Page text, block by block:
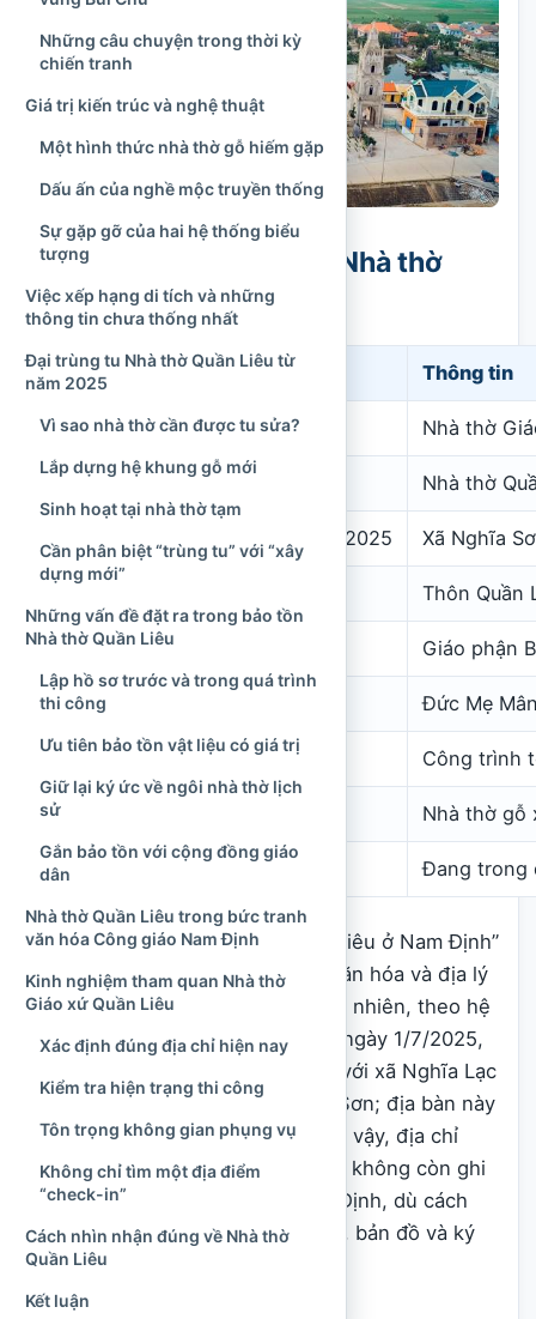
Thông tin khái quát về Nhà thờ
Giáo xứ Quần Liêu
Nội dung Thông tin
Tên gọi Nhà thờ
Tên thường gọi Nhà thờ
Địa điểm quen dùng trước năm 2025 Xã Nghĩa
Thôn Quần
Giáo phận Giáo phận
Bổn mạng giáo xứ Đức Mẹ
Loại hình Công trình
Công trình lịch sử Nhà thờ gỗ
Hiện trạng năm 2026 Đang trong
Tên gọi “Nhà thờ Giáo xứ Quần Liêu ở Nam Định”
vẫn phù hợp khi nói về lịch sử, văn hóa và địa lý
truyền thống của công trình. Tuy nhiên, theo hệ
thống hành chính có hiệu lực từ ngày 1/7/2025,
xã Nghĩa Sơn cũ được hợp nhất với xã Nghĩa Lạc
nhưng tiếp tục mang tên Nghĩa Sơn; địa bàn này
hiện thuộc tỉnh Ninh Bình mới. Vì vậy, địa chỉ
hành chính cập nhật của nhà thờ không còn ghi
huyện Nghĩa Hưng và tỉnh Nam Định, dù cách
gọi cũ vẫn phổ biến trong tư liệu, bản đồ và ký
ức địa phương.
Những câu chuyện trong thời kỳ
chiến tranh
Giá trị kiến trúc và nghệ thuật
Một hình thức nhà thờ gỗ hiếm gặp
Dấu ấn của nghề mộc truyền thống
Sự gặp gỡ của hai hệ thống biểu
tượng
Việc xếp hạng di tích và những
thông tin chưa thống nhất
Đại trùng tu Nhà thờ Quần Liêu từ
năm 2025
Vì sao nhà thờ cần được tu sửa?
Lắp dựng hệ khung gỗ mới
Sinh hoạt tại nhà thờ tạm
Cần phân biệt “trùng tu” với “xây
dựng mới”
Những vấn đề đặt ra trong bảo tồn
Nhà thờ Quần Liêu
Lập hồ sơ trước và trong quá trình
thi công
Ưu tiên bảo tồn vật liệu có giá trị
Giữ lại ký ức về ngôi nhà thờ lịch
sử
Gắn bảo tồn với cộng đồng giáo
dân
Nhà thờ Quần Liêu trong bức tranh
văn hóa Công giáo Nam Định
Kinh nghiệm tham quan Nhà thờ
Giáo xứ Quần Liêu
Xác định đúng địa chỉ hiện nay
Kiểm tra hiện trạng thi công
Tôn trọng không gian phụng vụ
Không chỉ tìm một địa điểm
“check-in”
Cách nhìn nhận đúng về Nhà thờ
Quần Liêu
Kết luận